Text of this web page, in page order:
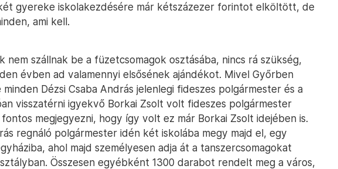
gyereke iskolakezdésére már kétszázezer forintot elköltött, de
ami kell.
nem szállnak be a füzetcsomagok osztásába, nincs rá szükség,
évben ad valamennyi elsősének ajándékot. Mivel Győrben
minden Dézsi Csaba András jelenlegi fideszes polgármester és a
visszatérni igyekvő Borkai Zsolt volt fideszes polgármester
fontos megjegyezni, hogy így volt ez már Borkai Zsolt idejében is.
regnáló polgármester idén két iskolába megy majd el, egy
ahol majd személyesen adja át a tanszercsomagokat
Összesen egyébként 1300 darabot rendelt meg a város,